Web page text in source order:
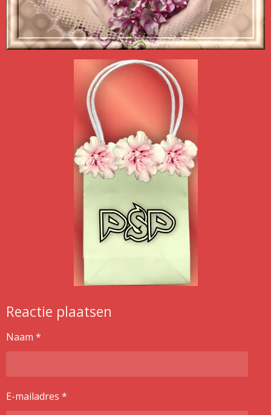
Reactie plaatsen
Naam *
E-mailadres *